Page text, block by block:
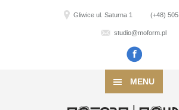
Gliwice ul. Saturna 1 (+48)
studio@moform.pl
MENU